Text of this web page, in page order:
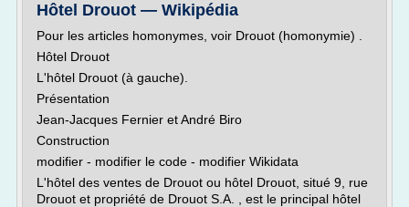
Hôtel Drouot — Wikipédia
Pour les articles homonymes, voir Drouot (homonymie) .
Hôtel Drouot
L'hôtel Drouot (à gauche).
Présentation
Jean-Jacques Fernier et André Biro
Construction
modifier - modifier le code - modifier Wikidata
L'hôtel des ventes de Drouot ou hôtel Drouot, situé 9, rue
Drouot et propriété de Drouot S.A. , est le principal hôtel